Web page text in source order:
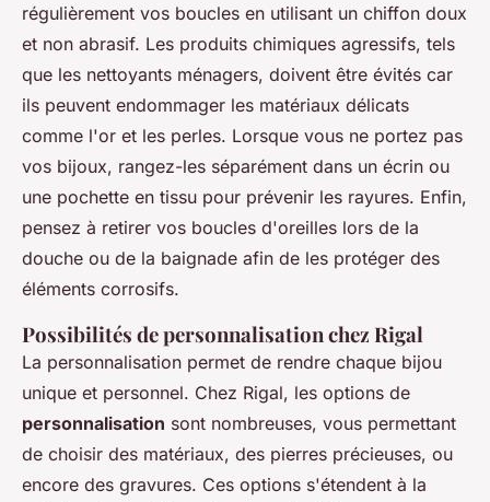
régulièrement vos boucles en utilisant un chiffon doux
et non abrasif. Les produits chimiques agressifs, tels
que les nettoyants ménagers, doivent être évités car
ils peuvent endommager les matériaux délicats
comme l'or et les perles. Lorsque vous ne portez pas
vos bijoux, rangez-les séparément dans un écrin ou
une pochette en tissu pour prévenir les rayures. Enfin,
pensez à retirer vos boucles d'oreilles lors de la
douche ou de la baignade afin de les protéger des
éléments corrosifs.
Possibilités de personnalisation chez Rigal
La personnalisation permet de rendre chaque bijou
unique et personnel. Chez Rigal, les options de
personnalisation sont nombreuses, vous permettant
de choisir des matériaux, des pierres précieuses, ou
encore des gravures. Ces options s'étendent à la